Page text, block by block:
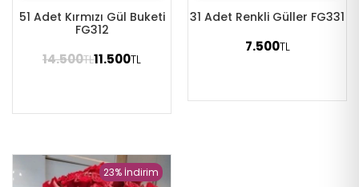
51 Adet Kırmızı Gül Buketi
FG312
14.500TL11.500TL
31 Adet Renkli Güller FG331
7.500TL
23% İndirim